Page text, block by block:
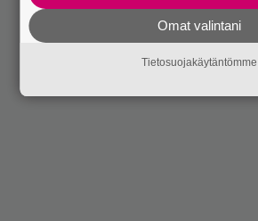
Omat valintani
Tietosuojakäytäntömme